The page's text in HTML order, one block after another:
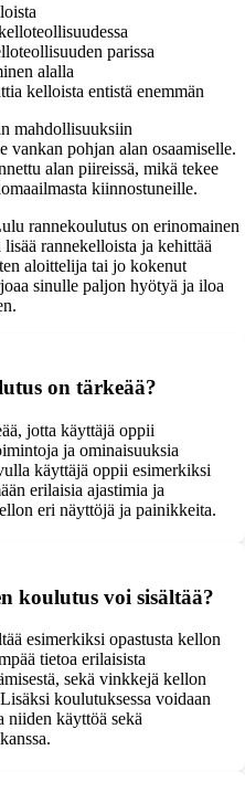
parissa
alalla
kelloista entistä enemmän
mahdollisuuksiin
vankan pohjan alan osaamiselle.
alan piireissä, mikä tekee
kiinnostuneille.
rannekoulutus on erinomainen
rannekelloista ja kehittää
aloittelija tai jo kokenut
sinulle paljon hyötyä ja iloa
on tärkeää?
jotta käyttäjä oppii
ja ominaisuuksia
käyttäjä oppii esimerkiksi
erilaisia ajastimia ja
eri näyttöjä ja painikkeita.
koulutus voi sisältää?
esimerkiksi opastusta kellon
tietoa erilaisista
sekä vinkkejä kellon
koulutuksessa voidaan
niiden käyttöä sekä